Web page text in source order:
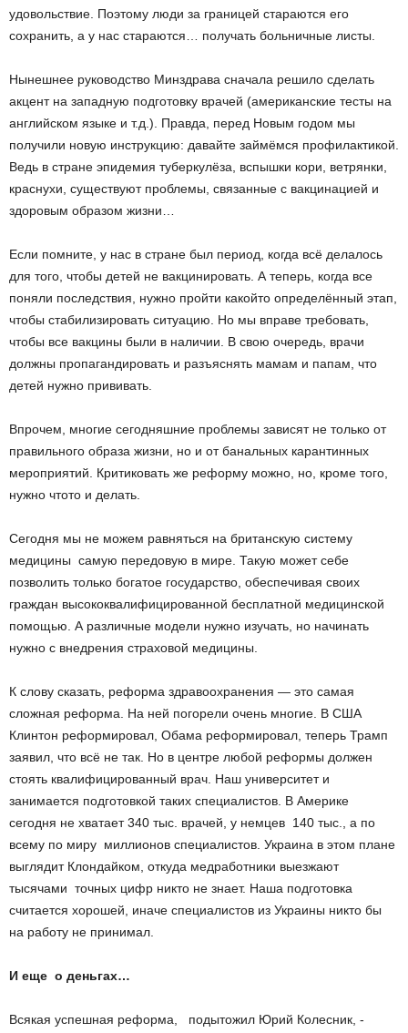
удовольствие. Поэтому люди за границей стараются его
сохранить, а у нас стараются… получать больничные листы.
Нынешнее руководство Минздрава сначала решило сделать
акцент на западную подготовку врачей (американские тесты на
английском языке и т.д.). Правда, перед Новым годом мы
получили новую инструкцию: давайте займёмся профилактикой.
Ведь в стране эпидемия туберкулёза, вспышки кори, ветрянки,
краснухи, существуют проблемы, связанные с вакцинацией и
здоровым образом жизни…
Если помните, у нас в стране был период, когда всё делалось
для того, чтобы детей не вакцинировать. А теперь, когда все
поняли последствия, нужно пройти какой­то определённый этап,
чтобы стабилизировать ситуацию. Но мы вправе требовать,
чтобы все вакцины были в наличии. В свою очередь, врачи
должны пропагандировать и разъяснять мамам и папам, что
детей нужно прививать.
Впрочем, многие сегодняшние проблемы зависят не только от
правильного образа жизни, но и от банальных карантинных
мероприятий. Критиковать же реформу можно, но, кроме того,
нужно что­то и делать.
Сегодня мы не можем равняться на британскую систему
медицины ­ самую передовую в мире. Такую может себе
позволить только богатое государство, обеспечивая своих
граждан высококвалифицированной бесплатной медицинской
помощью. А различные модели нужно изучать, но начинать
нужно с внедрения страховой медицины.
К слову сказать, реформа здравоохранения — это самая
сложная реформа. На ней погорели очень многие. В США
Клинтон реформировал, Обама реформировал, теперь Трамп
заявил, что всё не так. Но в центре любой реформы должен
стоять квалифицированный врач. Наш университет и
занимается подготовкой таких специалистов. В Америке
сегодня не хватает 340 тыс. врачей, у немцев ­ 140 тыс., а по
всему по миру ­ миллионов специалистов. Украина в этом плане
выглядит Клондайком, откуда медработники выезжают
тысячами ­ точных цифр никто не знает. Наша подготовка
считается хорошей, иначе специалистов из Украины никто бы
на работу не принимал.
И еще о деньгах…
Всякая успешная реформа, ­ подытожил Юрий Колесник, ­